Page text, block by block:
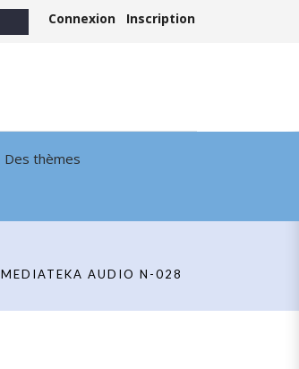
Connexion Inscription
Des thèmes
MEDIATEKA AUDIO N-028